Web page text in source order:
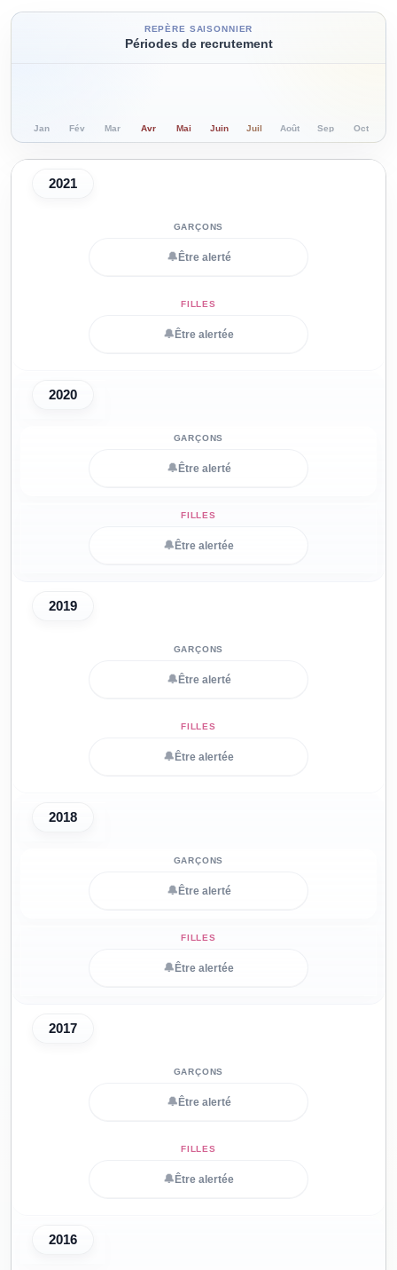
REPÈRE SAISONNIER
Périodes de recrutement
Jan Fév Mar Avr Mai Juin Juil Août Sep Oct
2021
🔔 Être alerté
🔔 Être alertée
2020
🔔 Être alerté
🔔 Être alertée
2019
🔔 Être alerté
🔔 Être alertée
2018
🔔 Être alerté
🔔 Être alertée
2017
🔔 Être alerté
🔔 Être alertée
2016